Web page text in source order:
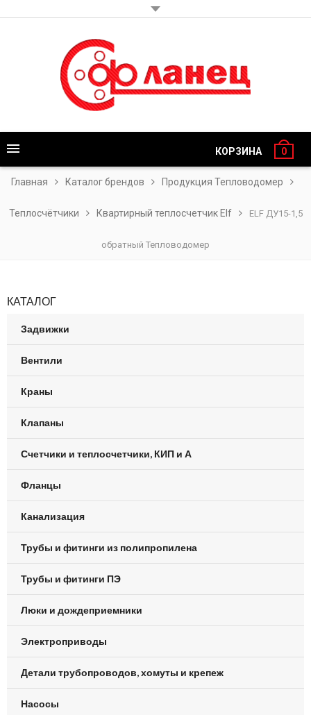
КОРЗИНА 0
Главная Каталог брендов Продукция Тепловодомер
Теплосчётчики Квартирный теплосчетчик Elf ELF ДУ15-1,5
обратный Тепловодомер
КАТАЛОГ
Задвижки
Вентили
Краны
Клапаны
Счетчики и теплосчетчики, КИП и А
Фланцы
Канализация
Трубы и фитинги из полипропилена
Трубы и фитинги ПЭ
Люки и дождеприемники
Электроприводы
Детали трубопроводов, хомуты и крепеж
Насосы